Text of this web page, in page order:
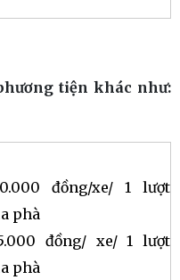
tiện khác như:
đồng/xe/ 1 lượt
phà
đồng/ xe/ 1 lượt
phà